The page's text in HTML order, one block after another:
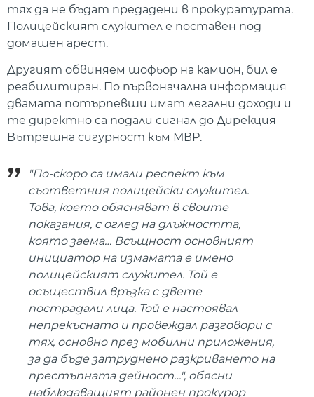
тях да не бъдат предадени в прокуратурата.
Полицейският служител е поставен под
домашен арест.
Другият обвиняем шофьор на камион, бил е
реабилитиран. По първоначална информация
двамата потърпевши имат легални доходи и
те директно са подали сигнал до Дирекция
Вътрешна сигурност към МВР.
"По-скоро са имали респект към
съответния полицейски служител.
Това, което обясняват в своите
показания, с оглед на длъжността,
която заема… Всъщност основният
инициатор на измамата е имено
полицейският служител. Той е
осъществил връзка с двете
пострадали лица. Той е настоявал
непрекъснато и провеждал разговори с
тях, основно през мобилни приложения,
за да бъде затруднено разкриването на
престъпната дейност…", обясни
наблюдаващият районен прокурор